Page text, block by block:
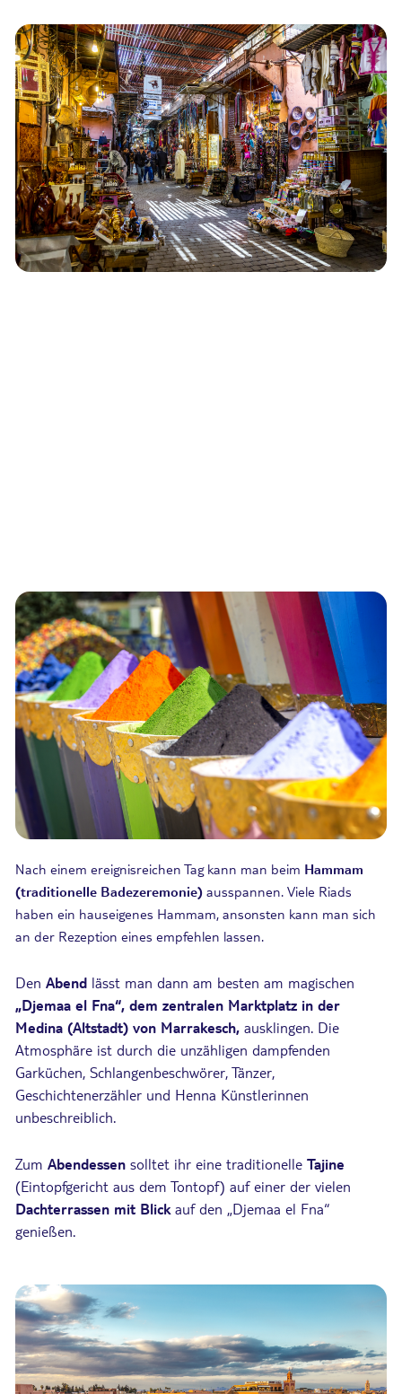
Nach einem ereignisreichen Tag kann man beim Hammam
(traditionelle Badezeremonie) ausspannen. Viele Riads
haben ein hauseigenes Hammam, ansonsten kann man sich
an der Rezeption eines empfehlen lassen.
Den Abend lässt man dann am besten am magischen
„Djemaa el Fna“, dem zentralen Marktplatz in der
Medina (Altstadt) von Marrakesch, ausklingen. Die
Atmosphäre ist durch die unzähligen dampfenden
Garküchen, Schlangenbeschwörer, Tänzer,
Geschichtenerzähler und Henna Künstlerinnen
unbeschreiblich.
Zum Abendessen solltet ihr eine traditionelle Tajine
(Eintopfgericht aus dem Tontopf) auf einer der vielen
Dachterrassen mit Blick auf den „Djemaa el Fna“
genießen.